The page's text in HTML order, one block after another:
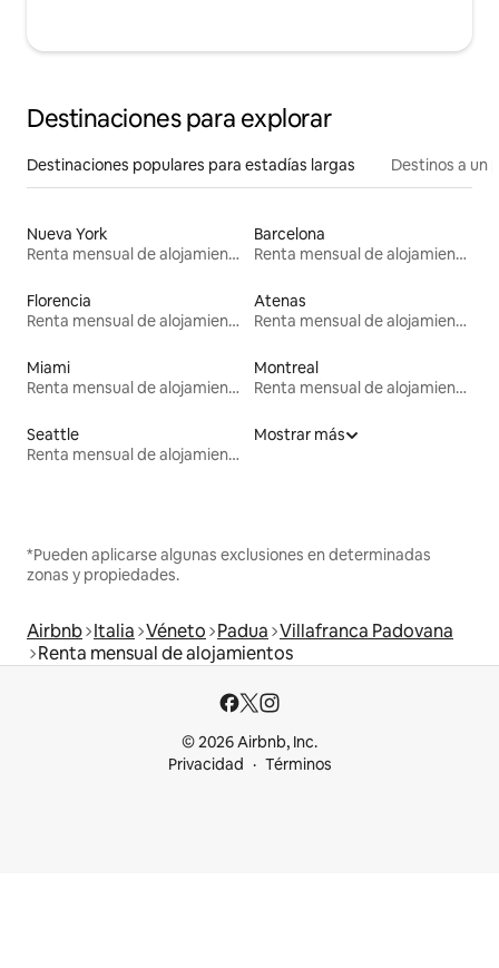
Destinaciones para explorar
Destinaciones populares para estadías largas Destinos a un
Nueva York
Renta mensual de alojamientos
Barcelona
Renta mensual de alojamientos
Florencia
Renta mensual de alojamientos
Atenas
Renta mensual de alojamientos
Miami
Renta mensual de alojamientos
Montreal
Renta mensual de alojamientos
Seattle
Renta mensual de alojamientos
Mostrar más
*Pueden aplicarse algunas exclusiones en determinadas
zonas y propiedades.
Airbnb Italia Véneto Padua Villafranca Padovana
Renta mensual de alojamientos
© 2026 Airbnb, Inc.
Privacidad
Términos